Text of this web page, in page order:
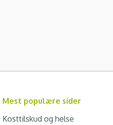
Mest populære sider
Kosttilskud og helse